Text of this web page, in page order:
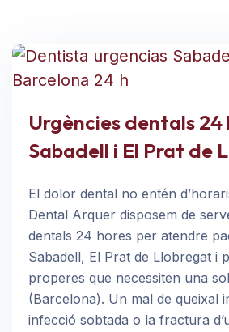
Urgències dentals 24
Sabadell i El Prat de
El dolor dental no entén
Dental Arquer disposem de
dentals 24 hores per atendre
Sabadell, El Prat de Llobregat i
properes que necessiten una
(Barcelona). Un mal de queixal
infecció sobtada o la fractura